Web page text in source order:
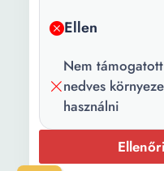
Ellen
Nem
nedves
használni